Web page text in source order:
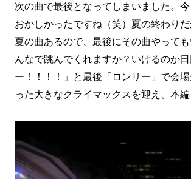
次の曲で最後となってしまいました。
おかしかったですね（笑）夏の終わり
夏の曲あるので、最後にその曲やって
んなで跳んでくれますか？いけるのか
ー！！！！」と最後「ロンリー」で会
った大きなクライマックスを迎え、本編